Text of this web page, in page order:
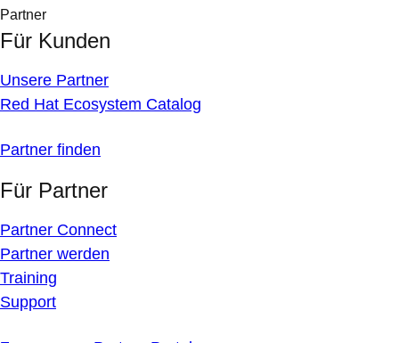
Partner
Für Kunden
Unsere Partner
Red Hat Ecosystem Catalog
Partner finden
Für Partner
Partner Connect
Partner werden
Training
Support